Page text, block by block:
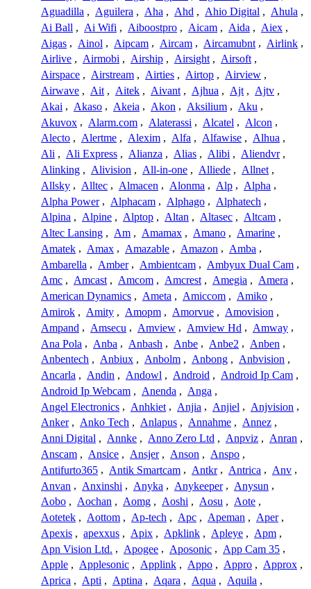
Aguadilla , Aguilera , Aha , Ahd , Ahio Digital , Ahula ,
Ai Ball , Ai Wifi , Aiboostpro , Aicam , Aida , Aiex ,
Aigas , Ainol , Aipcam , Aircam , Aircamubnt , Airlink ,
Airlive , Airmobi , Airship , Airsight , Airsoft ,
Airspace , Airstream , Airties , Airtop , Airview ,
Airwave , Ait , Aitek , Aivant , Ajhua , Ajt , Ajtv ,
Akai , Akaso , Akeia , Akon , Aksilium , Aku ,
Akuvox , Alarm.com , Alaterassi , Alcatel , Alcon ,
Alecto , Alertme , Alexim , Alfa , Alfawise , Alhua ,
Ali , Ali Express , Alianza , Alias , Alibi , Aliendvr ,
Alinking , Alivision , All-in-one , Alliede , Allnet ,
Allsky , Alltec , Almacen , Alonma , Alp , Alpha ,
Alpha Power , Alphacam , Alphago , Alphatech ,
Alpina , Alpine , Alptop , Altan , Altasec , Altcam ,
Altec Lansing , Am , Amamax , Amano , Amarine ,
Amatek , Amax , Amazable , Amazon , Amba ,
Ambarella , Amber , Ambientcam , Ambyux Dual Cam ,
Amc , Amcast , Amcom , Amcrest , Amegia , Amera ,
American Dynamics , Ameta , Amiccom , Amiko ,
Amirok , Amity , Amopm , Amorvue , Amovision ,
Ampand , Amsecu , Amview , Amview Hd , Amway ,
Ana Pola , Anba , Anbash , Anbe , Anbe2 , Anben ,
Anbentech , Anbiux , Anbolm , Anbong , Anbvision ,
Ancarla , Andin , Andowl , Android , Android Ip Cam ,
Android Ip Webcam , Anenda , Anga ,
Angel Electronics , Anhkiet , Anjia , Anjiel , Anjvision ,
Anker , Anko Tech , Anlapus , Annahme , Annez ,
Anni Digital , Annke , Anno Zero Ltd , Anpviz , Anran ,
Anscam , Ansice , Ansjer , Anson , Anspo ,
Antifurto365 , Antik Smartcam , Antkr , Antrica , Anv ,
Anvan , Anxinshi , Anyka , Anykeeper , Anysun ,
Aobo , Aochan , Aomg , Aoshi , Aosu , Aote ,
Aotetek , Aottom , Ap-tech , Apc , Apeman , Aper ,
Apexis , apexxus , Apix , Apklink , Apleye , Apm ,
Apn Vision Ltd. , Apogee , Aposonic , App Cam 35 ,
Apple , Applesonic , Applink , Appo , Appro , Approx ,
Aprica , Apti , Aptina , Aqara , Aqua , Aquila ,